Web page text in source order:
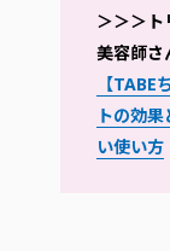
＞＞＞ト
美容師さ
【
トの効
い使い方